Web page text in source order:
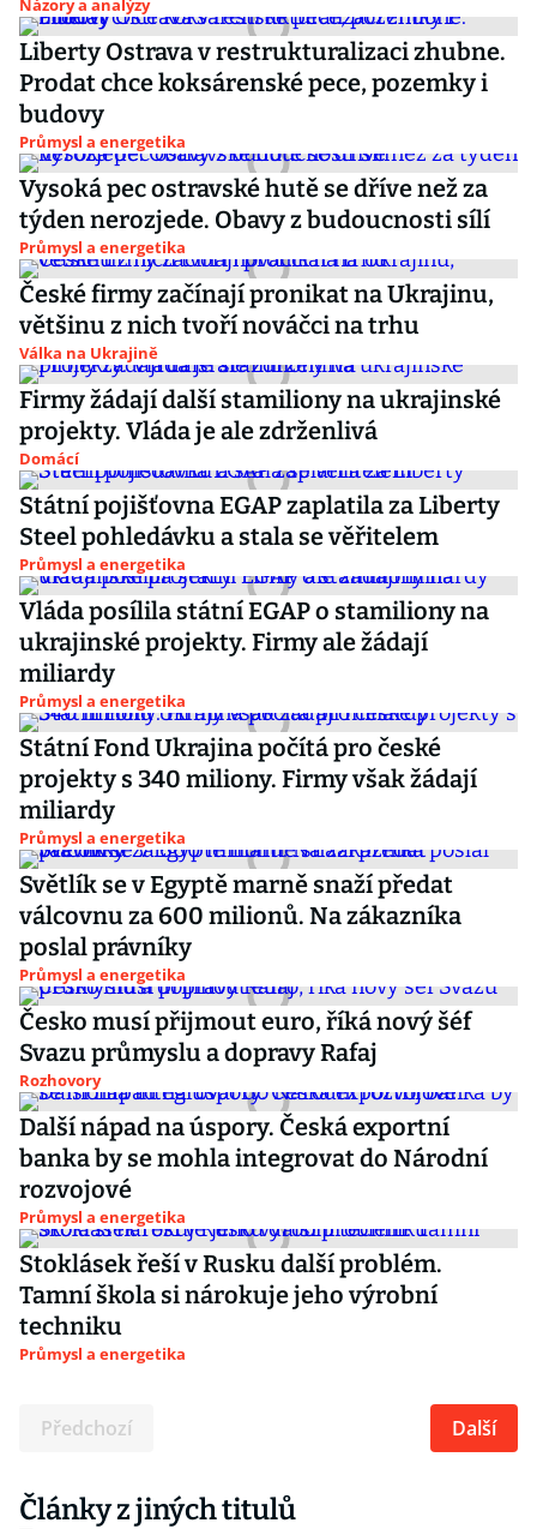
Názory a analýzy
Liberty Ostrava v restrukturalizaci zhubne.
Prodat chce koksárenské pece, pozemky i
budovy
Průmysl a energetika
Vysoká pec ostravské hutě se dříve než za
týden nerozjede. Obavy z budoucnosti sílí
Průmysl a energetika
České firmy začínají pronikat na Ukrajinu,
většinu z nich tvoří nováčci na trhu
Válka na Ukrajině
Firmy žádají další stamiliony na ukrajinské
projekty. Vláda je ale zdrženlivá
Domácí
Státní pojišťovna EGAP zaplatila za Liberty
Steel pohledávku a stala se věřitelem
Průmysl a energetika
Vláda posílila státní EGAP o stamiliony na
ukrajinské projekty. Firmy ale žádají
miliardy
Průmysl a energetika
Státní Fond Ukrajina počítá pro české
projekty s 340 miliony. Firmy však žádají
miliardy
Průmysl a energetika
Světlík se v Egyptě marně snaží předat
válcovnu za 600 milionů. Na zákazníka
poslal právníky
Průmysl a energetika
Česko musí přijmout euro, říká nový šéf
Svazu průmyslu a dopravy Rafaj
Rozhovory
Další nápad na úspory. Česká exportní
banka by se mohla integrovat do Národní
rozvojové
Průmysl a energetika
Stoklásek řeší v Rusku další problém.
Tamní škola si nárokuje jeho výrobní
techniku
Průmysl a energetika
Předchozí Další
Články z jiných titulů